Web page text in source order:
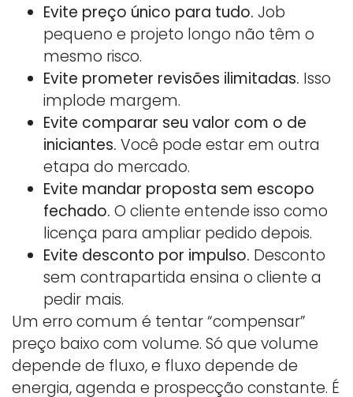
Evite preço único para tudo. Job
pequeno e projeto longo não têm o
mesmo risco.
Evite prometer revisões ilimitadas. Isso
implode margem.
Evite comparar seu valor com o de
iniciantes. Você pode estar em outra
etapa do mercado.
Evite mandar proposta sem escopo
fechado. O cliente entende isso como
licença para ampliar pedido depois.
Evite desconto por impulso. Desconto
sem contrapartida ensina o cliente a
pedir mais.
Um erro comum é tentar “compensar”
preço baixo com volume. Só que volume
depende de fluxo, e fluxo depende de
energia, agenda e prospecção constante. É